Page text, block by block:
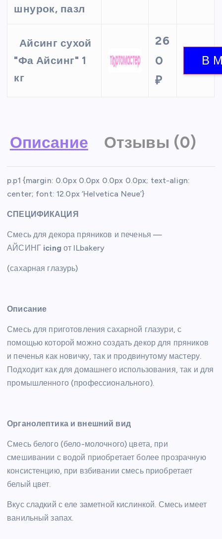
шнурок, пазл
Айсинг сухой
"Фа Айсинг" 1
кг
26
0
₽
Описание Отзывы (0)
p.p1 {margin: 0.0px 0.0px 0.0px 0.0px; text-align:
center; font: 12.0px ‘Helvetica Neue’}
СПЕЦИФИКАЦИЯ
Смесь для декора пряников и печенья —
АЙСИНГ icing от ILbakery
(сахарная глазурь)
Описание
Смесь для приготовления сахарной глазури, с
помощью которой можно создать декор для пряников
и печенья как новичку, так и продвинутому мастеру.
Подходит как для домашнего использования, так и для
промышленного (профессионального).
Органолептика и внешний вид
Смесь белого (бело-молочного) цвета, при
смешивании с водой приобретает более прозрачную
консистенцию, при взбивании смесь приобретает
белый цвет.
Вкус сладкий с еле заметной кислинкой. Смесь имеет
ванильный запах.